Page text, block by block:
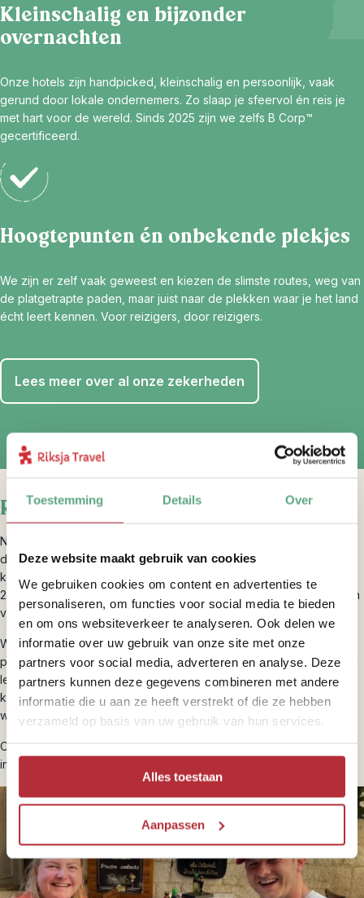
Toestemming Details Over
Deze website maakt gebruik van cookies
We gebruiken cookies om content en advertenties te
personaliseren, om functies voor social media te bieden
en om ons websiteverkeer te analyseren. Ook delen we
informatie over uw gebruik van onze site met onze
partners voor social media, adverteren en analyse. Deze
partners kunnen deze gegevens combineren met andere
informatie die u aan ze heeft verstrekt of die ze hebben
verzameld op basis van uw gebruik van hun services.
Alles toestaan
Aanpassen
Kleinschalig en bijzonder
overnachten
Onze hotels zijn handpicked, kleinschalig en persoonlijk, vaak
gerund door lokale ondernemers. Zo slaap je sfeervol én reis je
met hart voor de wereld. Sinds 2025 zijn we zelfs B Corp™
gecertificeerd.
Hoogtepunten én onbekende plekjes
We zijn er zelf vaak geweest en kiezen de slimste routes, weg van
de platgetrapte paden, maar juist naar de plekken waar je het land
écht leert kennen. Voor reizigers, door reizigers.
Lees meer over al onze zekerheden
Riksja brengt je dichterbij
Natuurlijk laten we je de highlights van Montenegro zien, maar ook
de onontdekte parels. Je reist individueel, zodat je je eigen plan
kunt trekken. Onze collega’s in Montenegro staan tijdens je reis
24/7 voor je klaar. Zo reis je avontuurlijk, maar sta je er nooit alleen
voor.
Wij, Montenegro-experts, kennen het land van A tot Z en weten
precies waar je moet zijn en wat je moet zien. Zo weten we wat de
leukste wandel- en fietsroutes zijn, waar je het beste kunt raften,
kun je inkopen doen met en koken bijeen lokaal gezin en hebben
we verschillende proeverijen voor je gevonden.
Op onze inspiratiepagina delen we nog veel meer van onze
insidertips voor een